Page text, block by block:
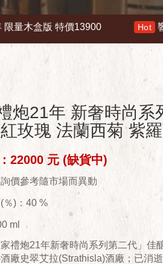
Hot 響 30年 特價 178000
炮21年 新奢時尚系
玫瑰 法蘭西菊 紫
22000 元 (缺貨中)
價參考隨市場而異動
％)：40 %
ml
禮炮21年新奢時尚系列第二代」佳
廠史翠艾拉(Strathisla)酒廠；已消